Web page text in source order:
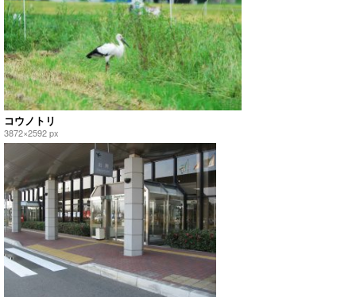
コウノトリ
3872×2592 px